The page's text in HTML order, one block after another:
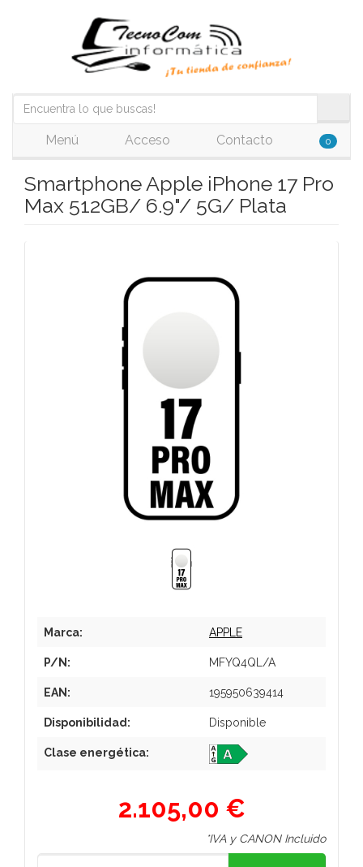
Menú Acceso Contacto 0
Smartphone Apple iPhone 17 Pro
Max 512GB/ 6.9"/ 5G/ Plata
Marca: APPLE
P/N: MFYQ4QL/A
EAN: 195950639414
Disponibilidad: Disponible
Clase energética:
2.105,00 €
*IVA y CANON Incluido